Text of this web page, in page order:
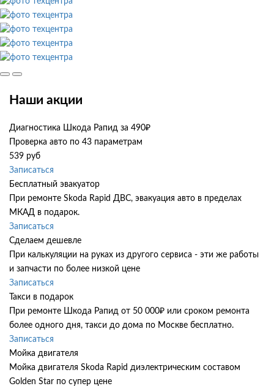
Наши акции
Диагностика Шкода Рапид за 490₽
Проверка авто по 43 параметрам
539 руб
Записаться
Бесплатный эвакуатор
При ремонте Skoda Rapid ДВС, эвакуация авто в пределах
МКАД в подарок.
Записаться
Сделаем дешевле
При калькуляции на руках из другого сервиса - эти же работы
и запчасти по более низкой цене
Записаться
Такси в подарок
При ремонте Шкода Рапид от 50 000₽ или сроком ремонта
более одного дня, такси до дома по Москве бесплатно.
Записаться
Мойка двигателя
Мойка двигателя Skoda Rapid диэлектрическим составом
Golden Star по супер цене